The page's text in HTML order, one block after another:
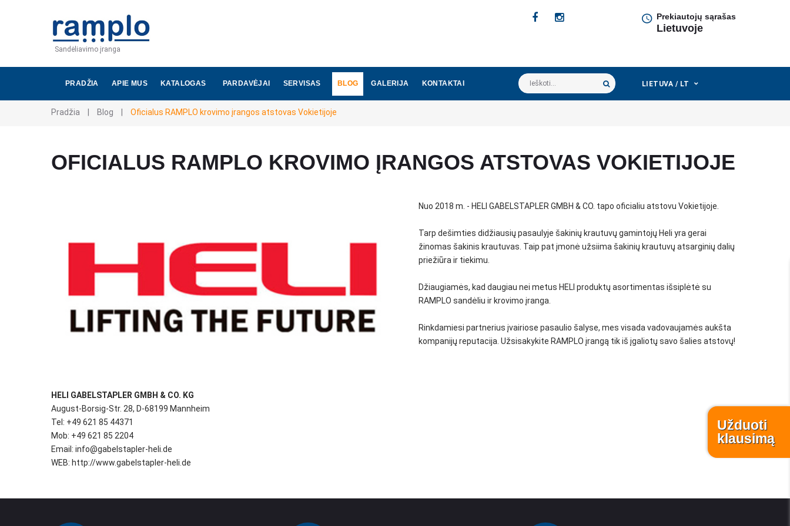
Sandėliavimo įranga
Prekiautojų sąrašas
Lietuvoje
PRADŽIA APIE MUS KATALOGAS PARDAVĖJAI SERVISAS BLOG GALERIJA KONTAKTAI Ieškoti... LIETUVA / LT
Pradžia Blog Oficialus RAMPLO krovimo įrangos atstovas Vokietijoje
OFICIALUS RAMPLO KROVIMO ĮRANGOS ATSTOVAS VOKIETIJOJE
Nuo 2018 m. - HELI GABELSTAPLER GMBH & CO. tapo oficialiu atstovu Vokietijoje.
Tarp dešimties didžiausių pasaulyje šakinių krautuvų gamintojų Heli yra gerai
žinomas šakinis krautuvas. Taip pat įmonė užsiima šakinių krautuvų atsarginių dalių
priežiūra ir tiekimu.
Džiaugiamės, kad daugiau nei metus HELI produktų asortimentas išsiplėtė su
RAMPLO sandėliu ir krovimo įranga.
Rinkdamiesi partnerius įvairiose pasaulio šalyse, mes visada vadovaujamės aukšta
kompanijų reputacija. Užsisakykite RAMPLO įrangą tik iš įgaliotų savo šalies atstovų!
HELI GABELSTAPLER GMBH & CO. KG
August-Borsig-Str. 28, D-68199 Mannheim
Tel: +49 621 85 44371
Mob: +49 621 85 2204
Email: info@gabelstapler-heli.de
WEB: http://www.gabelstapler-heli.de
Užduoti
klausimą